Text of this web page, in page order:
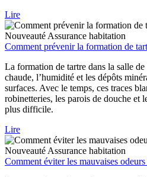
Lire
Nouveauté Assurance habitation
Comment prévenir la formation de
La formation de tartre dans la salle de
chaude, l’humidité et les dépôts
surfaces. Avec le temps, ces traces
robinetteries, les parois de douche et
plus difficile.
Lire
Nouveauté Assurance habitation
Comment éviter les mauvaises